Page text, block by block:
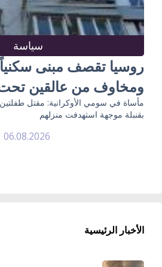
سياسة
روسيا تقصف مبنى سكنياً
ومخاوف من عالقين تحت
مأساة في سومي الأوكرانية: مقتل
بقنبلة موجهة استهدفت منزلهم
06.08.2026
الأخبار الرئيسية